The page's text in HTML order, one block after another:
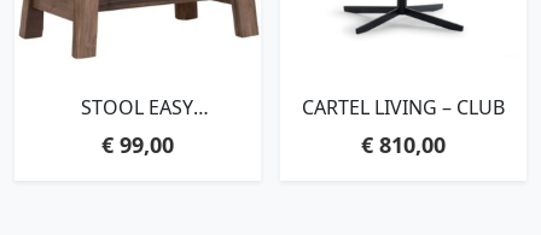
STOOL EASY
CM, RECYCLED
€99,00
CARTEL LIVING – CLUB
€ 810,00